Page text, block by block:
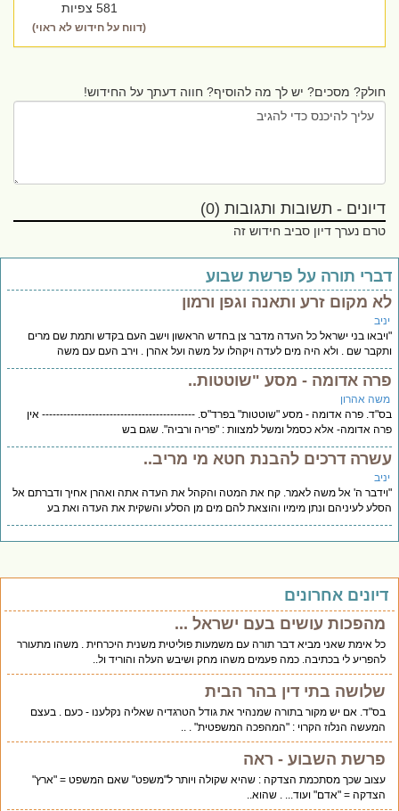
581 צפיות
(דווח על חידוש לא ראוי)
חולק? מסכים? יש לך מה להוסיף? חווה דעתך על החידוש!
דיונים - תשובות ותגובות (0)
טרם נערך דיון סביב חידוש זה
תורה על פרשת שבוע
מקום זרע ותאנה וגפן ורמון
בני ישראל כל העדה מדבר צן בחדש הראשון וישב העם בקדש ותמת שם מרים
שם . ולא היה מים לעדה ויקהלו על משה ועל אהרן . וירב העם עם משה
אדומה - מסע "שוטטות..
אהרון
פרה אדומה - מסע "שוטטות" בפרד"ס. ------------------------------------------- אין
אדומה- אלא כסמל ומשל למצוות : "פריה ורביה". שגם בש
דרכים להבנת חטא מי מריב..
ה' אל משה לאמר. קח את המטה והקהל את העדה אתה ואהרן אחיך ודברתם אל
לעיניהם ונתן מימיו והוצאת להם מים מן הסלע והשקית את העדה ואת בע
אחרונים
מהפכות עושים בעם ישראל ...
כל אימת שאני מביא דבר תורה עם משמעות פוליטית משנית היכרחית . משהו מתעורר
להפריע לי בכתיבה. כמה פעמים משהו מחק ושיבש העלה והוריד ול..
שלושה בתי דין בהר הבית
בס"ד. אם יש מקור בתורה שמנהיר את גודל הטרגדיה שאליה נקלענו - כעם . בעצם
המעשה הנלוז הקרוי : "המהפכה המשפטית" . ..
פרשת השבוע - ראה
עצוב שכך מסתכמת הצדקה : שהיא שקולה ויותר ל"משפט" שאם המשפט = "ארץ"
הצדקה = "אדם" ועוד... . שהוא..